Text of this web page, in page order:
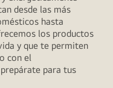
desde las más
hasta
los productos
y que te permiten
con el
para tus